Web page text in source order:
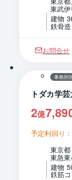
東武
建物
鉄骨
お問合せ
事務所
トダカ学
2億
予定利回り：
東京
東急
建物
鉄筋